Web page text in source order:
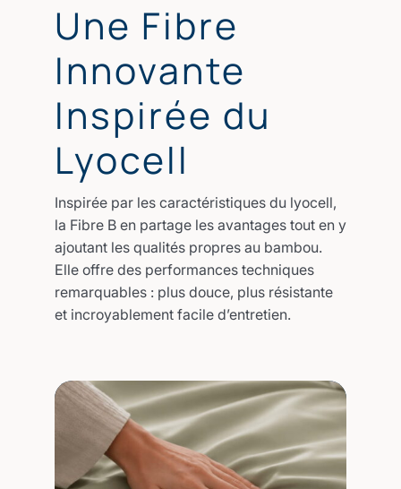
Une Fibre
Innovante
Inspirée du
Lyocell
Inspirée par les caractéristiques du lyocell,
la Fibre B en partage les avantages tout en y
ajoutant les qualités propres au bambou.
Elle offre des performances techniques
remarquables : plus douce, plus résistante
et incroyablement facile d’entretien.